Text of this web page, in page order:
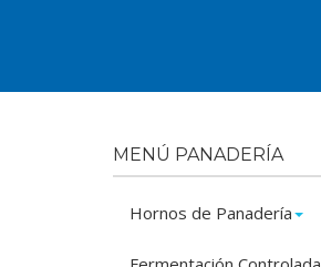
MENÚ PANADERÍA
Hornos de Panadería